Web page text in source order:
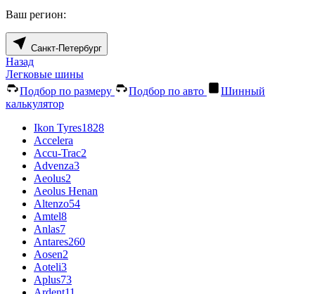
Ваш регион:
Санкт-Петербург
Назад
Легковые шины
Подбор по размеру
Подбор по авто
Шинный
калькулятор
Ikon Tyres1828
Accelera
Accu-Trac2
Advenza3
Aeolus2
Aeolus Henan
Altenzo54
Amtel8
Anlas7
Antares260
Aosen2
Aoteli3
Aplus73